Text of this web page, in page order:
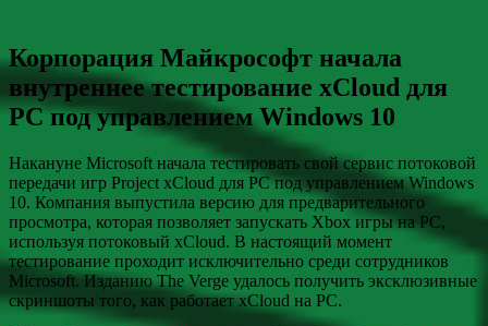
Корпорация Майкрософт начала
внутреннее тестирование xCloud для
PC под управлением Windows 10
Накануне Microsoft начала тестировать свой сервис потоковой
передачи игр Project xCloud для PC под управлением Windows
10. Компания выпустила версию для предварительного
просмотра, которая позволяет запускать Xbox игры на PC,
используя потоковый xCloud. В настоящий момент
тестирование проходит исключительно среди сотрудников
Microsoft. Изданию The Verge удалось получить эксклюзивные
скриншоты того, как работает xCloud на PC.